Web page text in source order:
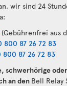
wir sind 24
(Gebührenfrei aus
800 87 26 72 83
800 87 26 72 83
schwerhörige
an den Bell Relay